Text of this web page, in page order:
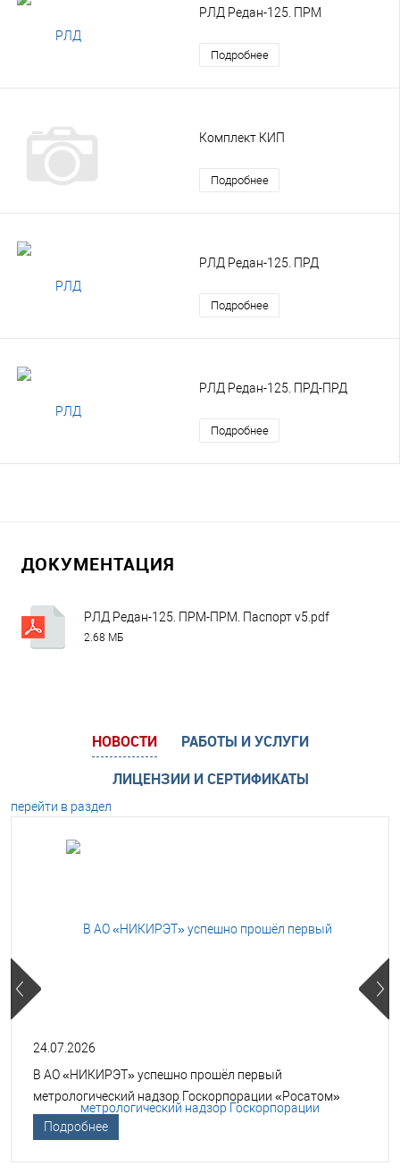
РЛД Редан-125. ПРМ
Подробнее
Комплект КИП
Подробнее
РЛД Редан-125. ПРД
Подробнее
РЛД Редан-125. ПРД-ПРД
Подробнее
ДОКУМЕНТАЦИЯ
РЛД Редан-125. ПРМ-ПРМ. Паспорт v5.pdf
2.68 МБ
НОВОСТИ
РАБОТЫ И УСЛУГИ
ЛИЦЕНЗИИ И СЕРТИФИКАТЫ
перейти в раздел
24.07.2026
В АО «НИКИРЭТ» успешно прошёл первый
метрологический надзор Госкорпорации «Росатом»
Подробнее